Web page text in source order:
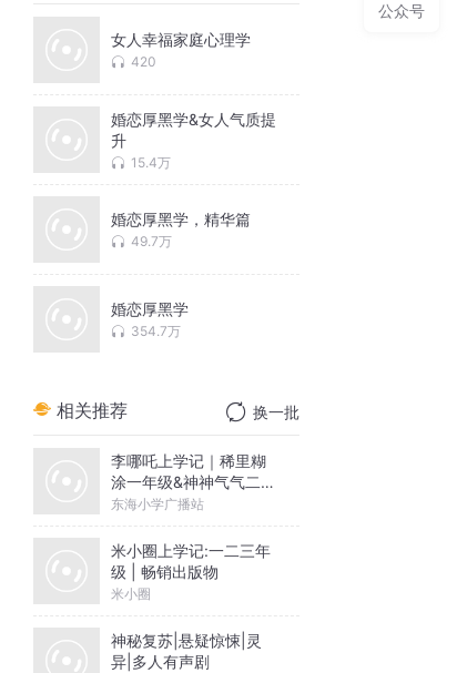
女人幸福家庭心理学
420
婚恋厚黑学&女人气质提
升
15.4万
婚恋厚黑学，精华篇
49.7万
婚恋厚黑学
354.7万
相关推荐 换一批
李哪吒上学记｜稀里糊
涂一年级&神神气气二年
级
东海小学广播站
米小圈上学记:一二三年
级 | 畅销出版物
米小圈
神秘复苏|悬疑惊悚|灵
异|多人有声剧
公众号